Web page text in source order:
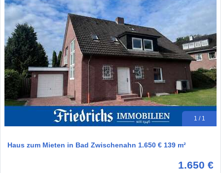
1 / 1
Haus zum Mieten in Bad Zwischenahn 1.650 € 139 m²
1.650 €